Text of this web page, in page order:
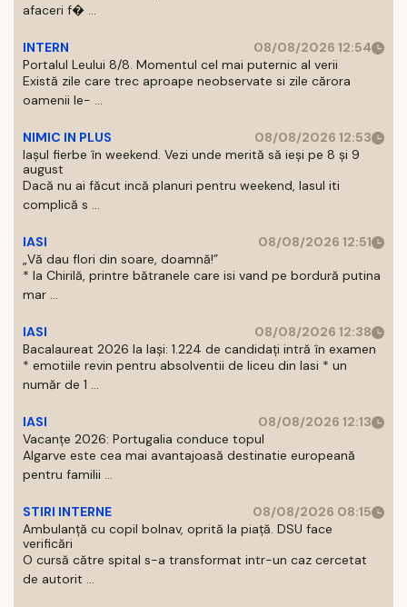
afaceri f� ...
INTERN
08/08/2026 12:54
Portalul Leului 8/8. Momentul cel mai puternic al verii
Există zile care trec aproape neobservate si zile cărora
oamenii le- ...
NIMIC IN PLUS
08/08/2026 12:53
Iașul fierbe în weekend. Vezi unde merită să ieși pe 8 și 9
august
Dacă nu ai făcut incă planuri pentru weekend, Iasul iti
complică s ...
IASI
08/08/2026 12:51
„Vă dau flori din soare, doamnă!”
* la Chirilă, printre bătranele care isi vand pe bordură putina
mar ...
IASI
08/08/2026 12:38
Bacalaureat 2026 la Iași: 1.224 de candidați intră în examen
* emotiile revin pentru absolventii de liceu din Iasi * un
număr de 1 ...
IASI
08/08/2026 12:13
Vacanțe 2026: Portugalia conduce topul
Algarve este cea mai avantajoasă destinatie europeană
pentru familii ...
STIRI INTERNE
08/08/2026 08:15
Ambulanță cu copil bolnav, oprită la piață. DSU face
verificări
O cursă către spital s-a transformat intr-un caz cercetat
de autorit ...